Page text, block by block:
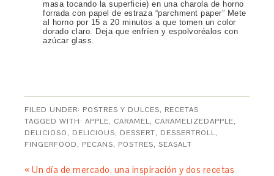
masa tocando la superficie) en una charola de horno
forrada con papel de estraza “parchment paper” Mete
al horno por 15 a 20 minutos a que tomen un color
dorado claro. Deja que enfríen y espolvoréalos con
azúcar glass.
FILED UNDER: POSTRES Y DULCES, RECETAS
TAGGED WITH:APPLE, CARAMEL, CARAMELIZEDAPPLE,
DELICIOSO, DELICIOUS, DESSERT, DESSERTROLL,
FINGERFOOD, PECANS, POSTRES,SEASALT
« Un día de mercado, una inspiración y dos recetas